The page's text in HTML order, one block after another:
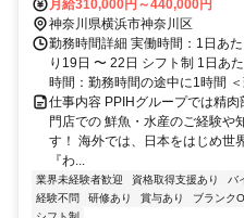
月給310,000円～440,000円
神奈川県横浜市神奈川区
勤務時間詳細 実働時間：1日あ
り19日 〜 22日 シフト制 1日あ
時間：勤務時間の途中に1時間
仕事内容 PPIHグループでは精
門店での 鮮魚・水産のご経験や
す！ 海外では、日本をはじめ世
『わ...
業界未経験者歓迎 資格取得支援あり バ
経験不問
研修あり 賞与あり ブランク